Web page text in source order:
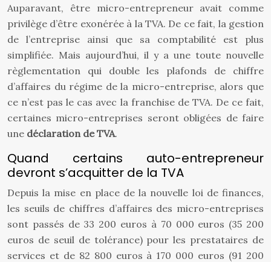
Auparavant, être micro-entrepreneur avait comme
privilège d’être exonérée à la TVA. De ce fait, la gestion
de l’entreprise ainsi que sa comptabilité est plus
simplifiée. Mais aujourd’hui, il y a une toute nouvelle
règlementation qui double les plafonds de chiffre
d’affaires du régime de la micro-entreprise, alors que
ce n’est pas le cas avec la franchise de TVA. De ce fait,
certaines micro-entreprises seront obligées de faire
une déclaration de TVA.
Quand certains auto-entrepreneur
devront s’acquitter de la TVA
Depuis la mise en place de la nouvelle loi de finances,
les seuils de chiffres d’affaires des micro-entreprises
sont passés de 33 200 euros à 70 000 euros (35 200
euros de seuil de tolérance) pour les prestataires de
services et de 82 800 euros à 170 000 euros (91 200